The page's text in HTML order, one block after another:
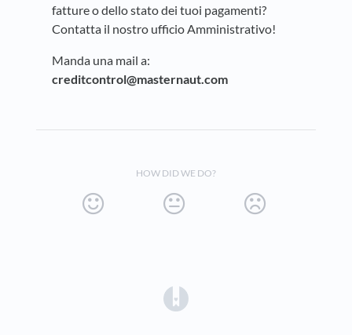
fatture o dello stato dei tuoi pagamenti?
Contatta il nostro ufficio Amministrativo!
Manda una mail a:
creditcontrol@masternaut.com
HOW DID WE DO?